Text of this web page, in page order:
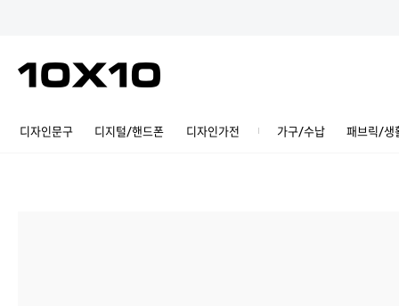
디자인문구 디지털/핸드폰 디자인가전 가구/수납 패브릭/생